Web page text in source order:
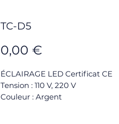
TC-D5
0,00 €
ÉCLAIRAGE LED Certificat CE
Tension : 110 V, 220 V
Couleur : Argent